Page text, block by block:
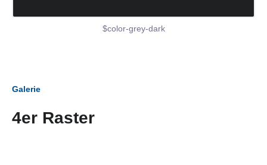
$color-grey-dark
Galerie
4er Raster